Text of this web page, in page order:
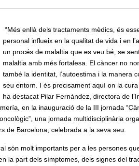
“Més enllà dels tractaments mèdics, és
personal influeix en la qualitat de vida i en
un procés de malaltia que es veu bé, se
malaltia amb més fortalesa. El càncer no
també la identitat, l’autoestima i la manera
seu entorn. I és precisament aquí on la
ha destacat Pilar Fernández, directora de
en la inauguració de la III jornada
una jornada multidisciplinària
de Barcelona, celebrada a la seva seu.
són molt importants per a les persones
la part dels símptomes, dels signes del